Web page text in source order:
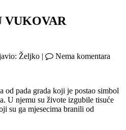
VUKOVAR
Željko |
Nema komentara
od pada grada koji je postao simbol
U njemu su živote izgubile tisuće
su ga mjesecima branili od